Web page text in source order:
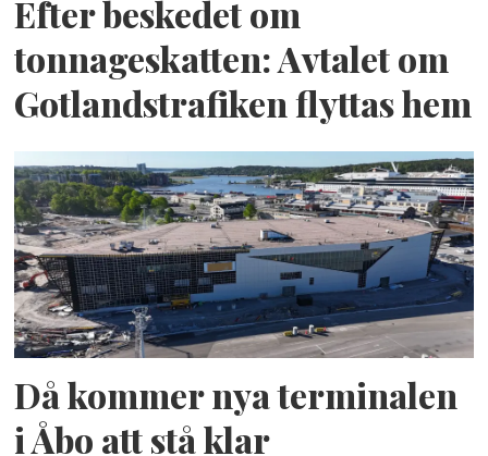
Efter beskedet om
tonnageskatten: Avtalet om
Gotlandstrafiken flyttas hem
Då kommer nya terminalen
i Åbo att stå klar